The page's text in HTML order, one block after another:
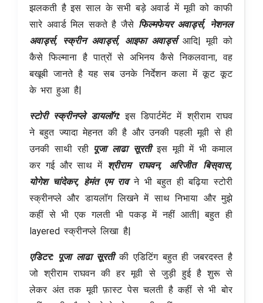
झलकती है इस साल के सभी बड़े अवार्ड में मूवी को काफी
सारे अवार्ड मिल सकते है जैसे फिल्मफेयर अवार्ड्स, नेशनल
अवार्ड्स, स्क्रीन अवार्ड्स, आइफा अवार्ड्सआदि| मूवी को
कैसे फिल्माना है पात्रों से अभिनय कैसे निकलवाना, वह
बखूबी जानते है यह सब उनके निर्देशन कला में कूट कूट
के भरा हुआ है|
स्टोरी स्क्रीनप्ले डायलॉग:इस डिपार्टमेंट में श्रीराम राघव
ने बहुत ज्यादा मेहनत की है और उनकी पहली मूवी से ही
उनकी साथी रही पूजा लाढा सूरतीइस मूवी में भी कमाल
कर गई और साथ में श्रीराम राघवन, अरिजीत बिस्वास,
योगेश चांदेकर, हेमंत एम रावने भी बहुत ही बढ़िया स्टोरी
स्क्रीनप्ले और डायलॉग लिखने में साथ निभाया और मुझे
कहीं से भी एक गलती भी पकड़ में नहीं आती| बहुत ही
layered स्क्रीनप्ले लिखा है|
एडिटर: पूजा लाढा सूरतीकी एडिटिंग बहुत ही जबरदस्त है
जो श्रीराम राघवन की हर मूवी से जुड़ी हुई है शुरू से
लेकर अंत तक मूवी फ़ास्ट पेस चलती है कहीं से भी बोर